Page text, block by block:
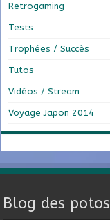
Retrogaming
Tests
Trophées / Succès
Tutos
Vidéos / Stream
Voyage Japon 2014
Blog des potos